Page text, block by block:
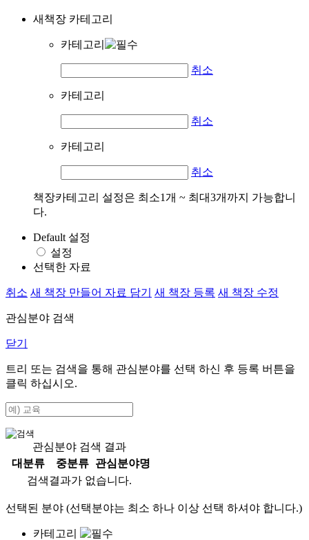
새책장 카테고리
카테고리
취소
카테고리
취소
카테고리
취소
책장카테고리 설정은 최소1개 ~ 최대3개까지 가능합니
다.
Default 설정
설정
선택한 자료
취소 새 책장 만들어 자료 담기 새 책장 등록 새 책장 수정
관심분야 검색
닫기
트리 또는 검색을 통해 관심분야를 선택 하신 후 등록 버튼을
클릭 하십시오.
관심분야 검색 결과
대분류
중분류
관심분야명
검색결과가 없습니다.
선택된 분야 (선택분야는 최소 하나 이상 선택 하셔야 합니다.)
카테고리